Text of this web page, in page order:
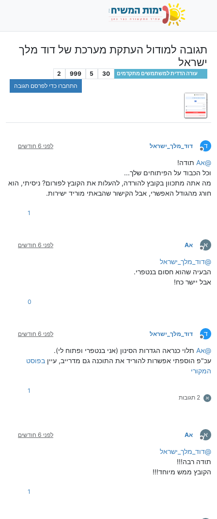
תגובה למודול העתקת מערכת של דוד מלך
ישראל
עזרה הדדית למשתמשים מתקדמים 30
5
999
2
התחברו כדי לפרסם תגובה
ד
מנותק
דוד_מלך_ישראל לפני 6 חודשים
@אA
תודה!
וכל הכבוד על הפיתוחים שלך...
מה אתה מתכוון בקובץ להורדה, להעלות את הקובץ לפורום? ניסיתי, הוא
חורג מהגודל האפשרי, אבל הקישור שהבאתי מוריד ישירות.
1
א
מנותק
אA לפני 6 חודשים
@דוד_מלך_ישראל
הבעיה שהוא חסום בנטפרי.
אבל יישר כח!
0
ד
מנותק
דוד_מלך_ישראל לפני 6 חודשים
@אA
תלוי כנראה הגדרות הסינון (אני בנטפרי ופתוח לי).
עכ"פ הוספתי אפשרות להוריד את התוכנה גם מדרייב, עיין בפוסט
המקורי
א 2 תגובות
1
א
מנותק
אA לפני 6 חודשים
@דוד_מלך_ישראל
תודה רבה!!!
הקובץ ממש מיוחד!!!
1